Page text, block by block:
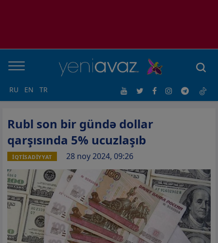
RU EN TR
Rubl son bir gündə dollar
qarşısında 5% ucuzlaşıb
İQTİSADİYYAT 28 noy 2024, 09:26